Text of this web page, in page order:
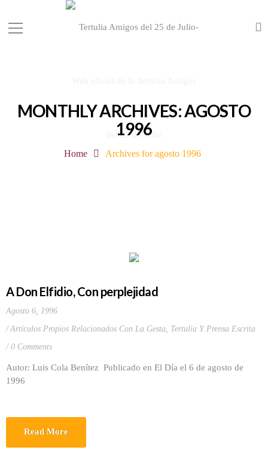
MONTHLY ARCHIVES: AGOSTO
1996
Home Archives for agosto 1996
A Don Elfidio, Con perplejidad
Agosto 6, 1996
Artículos Propios Relacionados Con La Gesta, Tertulia Y Prensa Escrita
0 Comments
Autor: Luis Cola Benítez Publicado en El Día el 6 de agosto de
1996
Read More